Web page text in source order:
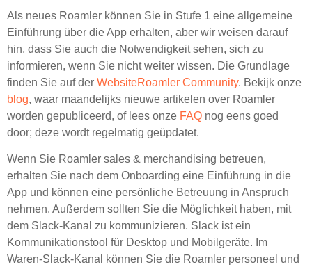
Als neues Roamler können Sie in Stufe 1 eine allgemeine
Einführung über die App erhalten, aber wir weisen darauf
hin, dass Sie auch die Notwendigkeit sehen, sich zu
informieren, wenn Sie nicht weiter wissen. Die Grundlage
finden Sie auf der WebsiteRoamler Community. Bekijk onze
blog, waar maandelijks nieuwe artikelen over Roamler
worden gepubliceerd, of lees onze FAQ nog eens goed
door; deze wordt regelmatig geüpdatet.
Wenn Sie Roamler sales & merchandising betreuen,
erhalten Sie nach dem Onboarding eine Einführung in die
App und können eine persönliche Betreuung in Anspruch
nehmen. Außerdem sollten Sie die Möglichkeit haben, mit
dem Slack-Kanal zu kommunizieren. Slack ist ein
Kommunikationstool für Desktop und Mobilgeräte. Im
Waren-Slack-Kanal können Sie die Roamler personeel und